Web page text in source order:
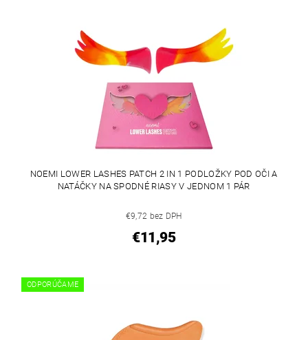
NOEMI LOWER LASHES PATCH 2 IN 1 PODLOŽKY POD OČI A
NATÁČKY NA SPODNÉ RIASY V JEDNOM 1 PÁR
€9,72 bez DPH
€11,95
ODPORÚČAME